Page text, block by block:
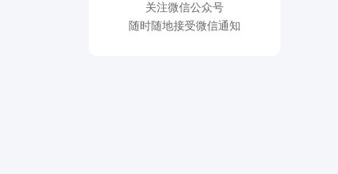
关注微信公众号
随时随地接受微信通知